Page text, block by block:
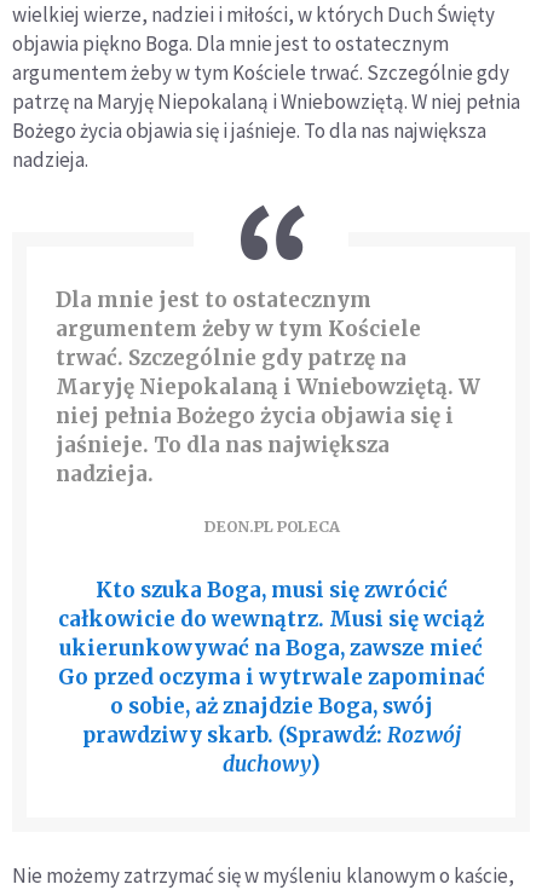
wielkiej wierze, nadziei i miłości, w których Duch Święty
objawia piękno Boga. Dla mnie jest to ostatecznym
argumentem żeby w tym Kościele trwać. Szczególnie gdy
patrzę na Maryję Niepokalaną i Wniebowziętą. W niej pełnia
Bożego życia objawia się i jaśnieje. To dla nas największa
nadzieja.
Dla mnie jest to ostatecznym
argumentem żeby w tym Kościele
trwać. Szczególnie gdy patrzę na
Maryję Niepokalaną i Wniebowziętą. W
niej pełnia Bożego życia objawia się i
jaśnieje. To dla nas największa
nadzieja.
DEON.PL POLECA
Kto szuka Boga, musi się zwrócić
całkowicie do wewnątrz. Musi się wciąż
ukierunkowywać na Boga, zawsze mieć
Go przed oczyma i wytrwale zapominać
o sobie, aż znajdzie Boga, swój
prawdziwy skarb. (Sprawdź: Rozwój
duchowy)
Nie możemy zatrzymać się w myśleniu klanowym o kaście,